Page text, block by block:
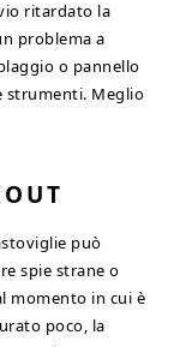
ritardato la
problema a
o pannello
strumenti. Meglio
può
spie strane o
momento in cui è
poco, la